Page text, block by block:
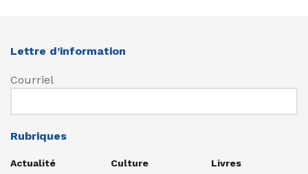
Lettre d’information
Courriel
Rubriques
Actualité
Culture
Livres